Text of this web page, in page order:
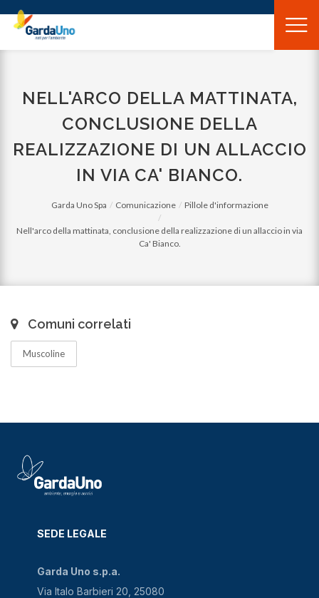
Gardauno
Spa
NELL'ARCO DELLA MATTINATA,
CONCLUSIONE DELLA
REALIZZAZIONE DI UN ALLACCIO
IN VIA CA' BIANCO.
Garda Uno Spa Comunicazione Pillole d'informazione
Nell'arco della mattinata, conclusione della realizzazione di un allaccio in via
Ca' Bianco.
Comuni correlati
Muscoline
SEDE LEGALE
Garda Uno s.p.a.
Via Italo Barbieri 20, 25080